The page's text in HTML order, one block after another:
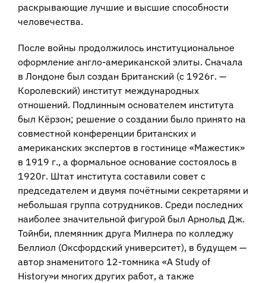
раскрывающие лучшие и высшие способности
человечества.
После войны продолжилось институциональное
оформление англо-американской элиты. Сначала
в Лондоне был создан Британский (с 1926г. —
Королевский) институт международных
отношений. Подлинным основателем института
был Кёрзон; решение о создании было принято на
совместной конференции британских и
американских экспертов в гостинице «Мажестик»
в 1919 г., а формальное основание состоялось в
1920г. Штат института составили совет с
председателем и двумя почётными секретарями и
небольшая группа сотрудников. Среди последних
наиболее значительной фигурой был Арнольд Дж.
Тойнби, племянник друга Милнера по колледжу
Беллиол (Оксфордский университет), в будущем —
автор знаменитого 12-томника «A Study of
History»и многих других работ, а также